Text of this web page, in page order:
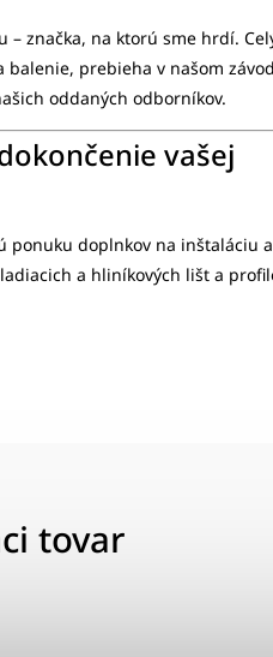
– značka, na ktorú sme hrdí.
balenie, prebieha v našom
oddaných odborníkov.
vašej
ponuku doplnkov na inštaláciu a
a hliníkových lišt a
tovar